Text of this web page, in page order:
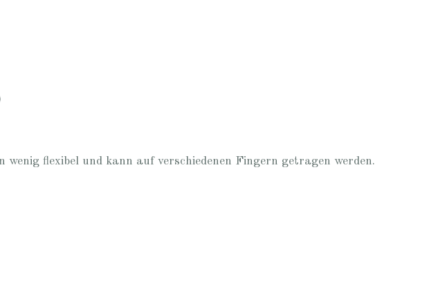
flexibel und kann auf verschiedenen Fingern getragen werden.